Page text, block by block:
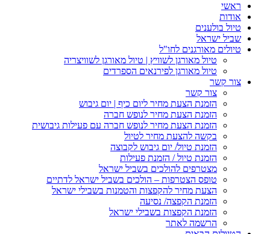
ראשי
אודות
טיול בולענים
שביל ישראל
טיולים מאורגנים לחו"ל
טיול מאורגן לשוויץ | טיול מאורגן לשוויצריה
טיול מאורגן לפירנאים הספרדים
צור קשר
צור קשר
הזמנת הצעת מחיר ליום כיף | יום גיבוש
הזמנת הצעת מחיר לנופש חברה
הזמנת הצעת מחיר לנופש חברה עם פעילות גיבושית
בקשה להצעת מחיר לטיול
הזמנת טיול/ יום גיבוש לקבוצה
הזמנת טיול / הזמנת פעילות
מצטרפים להולכים בשביל ישראל
טופס הצטרפות – הולכים בשביל ישראל לדתיים
הצעת מחיר להקפצות והטמנות בשבילי ישראל
הזמנת הקפצה/ נסיעה
הזמנת הקפצות בשבילי ישראל
הרשמה לאתר